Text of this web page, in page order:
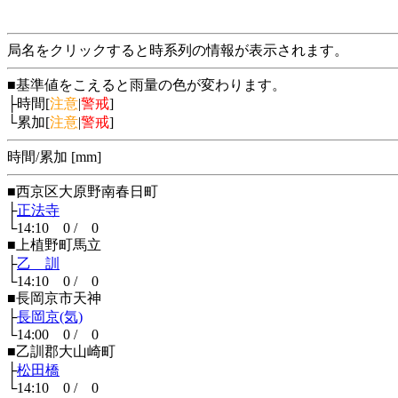
局名をクリックすると時系列の情報が表示されます。
■基準値をこえると雨量の色が変わります。
├時間[注意|警戒]
└累加[注意|警戒]
時間/累加 [mm]
■西京区大原野南春日町
├正法寺
└14:10 0 / 0
■上植野町馬立
├乙 訓
└14:10 0 / 0
■長岡京市天神
├長岡京(気)
└14:00 0 / 0
■乙訓郡大山崎町
├松田橋
└14:10 0 / 0